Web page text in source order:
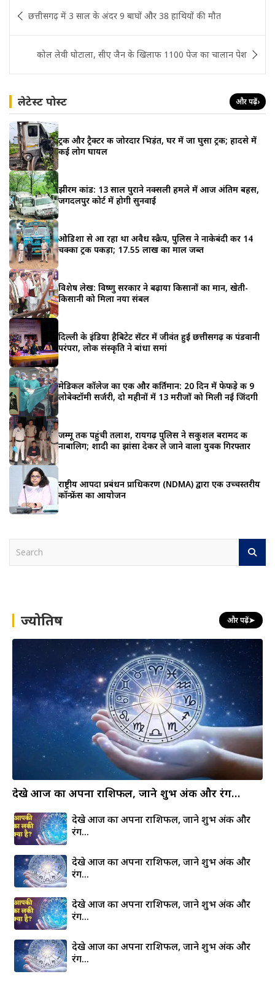
navigation
छत्तीसगढ़ में 3 साल के अंदर 9 बाघों और 38 हाथियों की मौत
कोल लेवी घोटाला, सीए जैन के खिलाफ 1100 पेज का चालान पेश
लेटेस्ट पोस्ट और पढ़ें›
ट्रक और ट्रैक्टर की जोरदार भिड़ंत, घर में जा घुसा ट्रक; हादसे में
कई लोग घायल
झीरम कांड: 13 साल पुराने नक्सली हमले में आज अंतिम बहस,
जगदलपुर कोर्ट में होगी सुनवाई
ओडिशा से आ रहा था अवैध स्क्रैप, पुलिस ने नाकेबंदी कर 14
चक्का ट्रक पकड़ा; ₹17.55 लाख का माल जब्त
विशेष लेख: विष्णु सरकार ने बढ़ाया किसानों का मान, खेती-
किसानी को मिला नया संबल
दिल्ली के इंडिया हैबिटेट सेंटर में जीवंत हुई छत्तीसगढ़ की पंडवानी
परंपरा, लोक संस्कृति ने बांधा समां
मेडिकल कॉलेज का एक और कीर्तिमान: 20 दिन में फेफड़े की 9
लोबेक्टॉमी सर्जरी, दो महीनों में 13 मरीजों को मिली नई जिंदगी
जम्मू तक पहुंची तलाश, रायगढ़ पुलिस ने सकुशल बरामद की
नाबालिग; शादी का झांसा देकर ले जाने वाला युवक गिरफ्तार
राष्ट्रीय आपदा प्रबंधन प्राधिकरण (NDMA) द्वारा एक उच्चस्तरीय
कॉन्फ्रेंस का आयोजन
h ज्योतिष और पढ़ें➤
देखे आज का अपना राशिफल, जाने शुभ अंक और रंग…
देखे आज का अपना राशिफल, जाने शुभ अंक और
रंग…
देखे आज का अपना राशिफल, जाने शुभ अंक और
रंग…
देखे आज का अपना राशिफल, जाने शुभ अंक और
रंग…
देखे आज का अपना राशिफल, जाने शुभ अंक और
रंग…